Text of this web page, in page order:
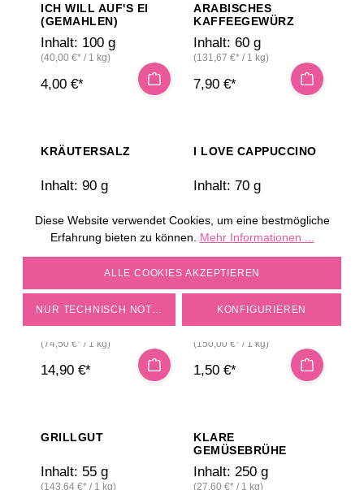
ICH WILL AUF'S EI
(GEMAHLEN)
Inhalt: 100 g
(40,00 €* / 1 kg)
4,00 €*
ARABISCHES
KAFFEEGEWÜRZ
Inhalt: 60 g
(131,67 €* / 1 kg)
7,90 €*
KRÄUTERSALZ
Inhalt: 90 g
6,90 €*
I LOVE CAPPUCCINO
Inhalt: 70 g
7,90 €*
SCHAFSKÄSEGEWÜR
Z, 200 G
Inhalt:200 g
(74,50 €* / 1 kg)
14,90 €*
GEWÜRZ-MINI:
SCHAFSKÄSEGEWÜR
Inhalt:10 g
(150,00 €* / 1 kg)
1,50 €*
GRILLGUT
Inhalt: 55 g
(143,64 €* / 1 kg)
KLARE
GEMÜSEBRÜHE
Inhalt: 250 g
(27,60 €* / 1 kg)
Diese Website verwendet Cookies, um eine bestmögliche
Erfahrung bieten zu können. Mehr Informationen ...
COOKIE-EINSTELLUNGEN
ALLE COOKIES AKZEPTIEREN
NUR TECHNISCH NOTWENDIGE KONFIGURIEREN